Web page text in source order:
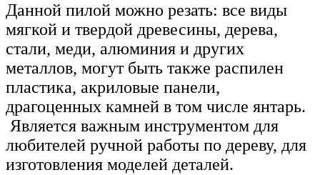
Данной пилой можно резать: все виды
мягкой и твердой древесины, дерева,
стали, меди, алюминия и других
металлов, могут быть также распилен
пластика, акриловые панели,
драгоценных камней в том числе янтарь.
Является важным инструментом для
любителей ручной работы по дереву, для
изготовления моделей деталей.